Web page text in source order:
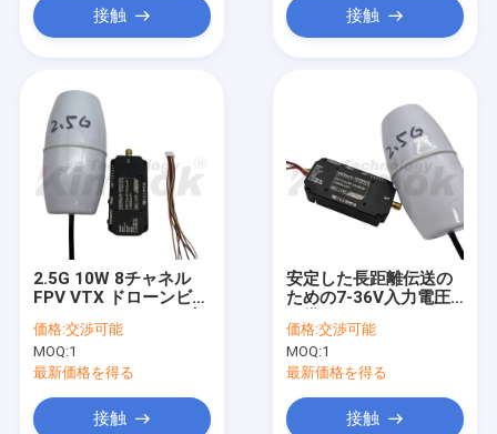
接触 接触
2.5G 10W 8チャネル
FPV VTX ドローンビデ
定した長距離送信
価格:交渉可能
MOQ:1
最新価格を得る
接触
安定した長距離伝送の
ための7-36V入力電圧
ネルドローンビデオト
ランスミッター
価格:交渉可能
MOQ:1
最新価格を得る
接触